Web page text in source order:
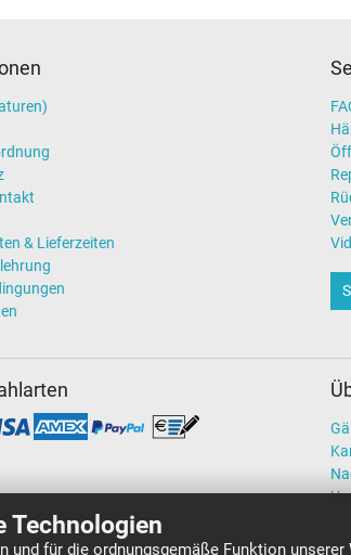
Technologien
für die ordnungsgemäße Funktion unserer
& Lieferzeiten